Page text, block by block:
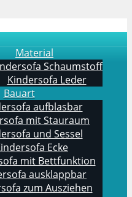
Material
Schaumstoff
Kindersofa Leder
Bauart
aufblasbar
mit Stauraum
und Sessel
Ecke
mit Bettfunktion
ausklappbar
zum Ausziehen